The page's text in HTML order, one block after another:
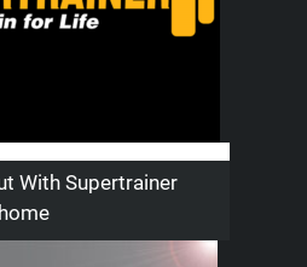
With Supertrainer